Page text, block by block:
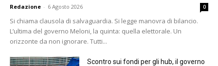
Redazione - 6 Agosto 2026 0
Si chiama clausola di salvaguardia. Si legge manovra di bilancio.
L’ultima del governo Meloni, la quinta: quella elettorale. Un
orizzonte da non ignorare. Tutti...
Scontro sui fondi per gli hub, il governo